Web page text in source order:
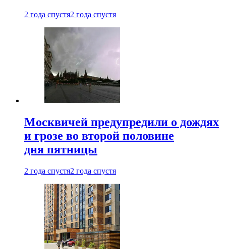
2 года спустя2 года спустя
Москвичей предупредили о дождях
и грозе во второй половине
дня пятницы
2 года спустя2 года спустя